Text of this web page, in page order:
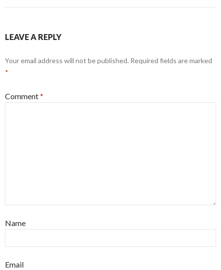
LEAVE A REPLY
Your email address will not be published. Required fields are marked
*
Comment*
Name
Email